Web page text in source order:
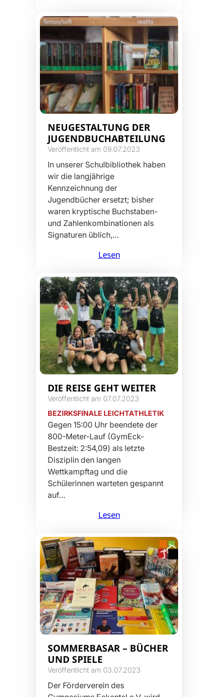
NEUGESTALTUNG DER
JUGENDBUCHABTEILUNG
Veröffentlicht am 09.07.2023
In unserer Schulbibliothek haben
wir die langjährige
Kennzeichnung der
Jugendbücher ersetzt; bisher
waren kryptische Buchstaben-
und Zahlenkombinationen als
Signaturen üblich,…
Lesen
DIE REISE GEHT WEITER
Veröffentlicht am 07.07.2023
BEZIRKSFINALE LEICHTATHLETIK
Gegen 15:00 Uhr beendete der
800-Meter-Lauf (GymEck-
Bestzeit: 2:54,09) als letzte
Disziplin den langen
Wettkampftag und die
Schülerinnen warteten gespannt
auf…
Lesen
SOMMERBASAR – BÜCHER
UND SPIELE
Veröffentlicht am 03.07.2023
Der Förderverein des